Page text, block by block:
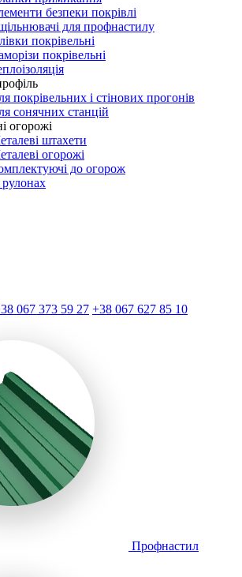
безпеки покрівлі
для профнастилу
покрівельні
покрівельні
покрівельних і стінових прогонів
сонячних станцій
огорожі
штахети
огорожі
до огорож
067 373 59 27 +38 067 627 85 10
Профнастил